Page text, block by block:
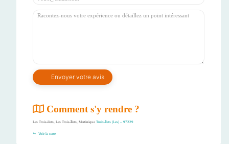
Comment s'y rendre ?
Les Trois-ïlets, Les Trois-Îlets, Martinique Trois-Îlets (Les) – 97229
Voir la carte